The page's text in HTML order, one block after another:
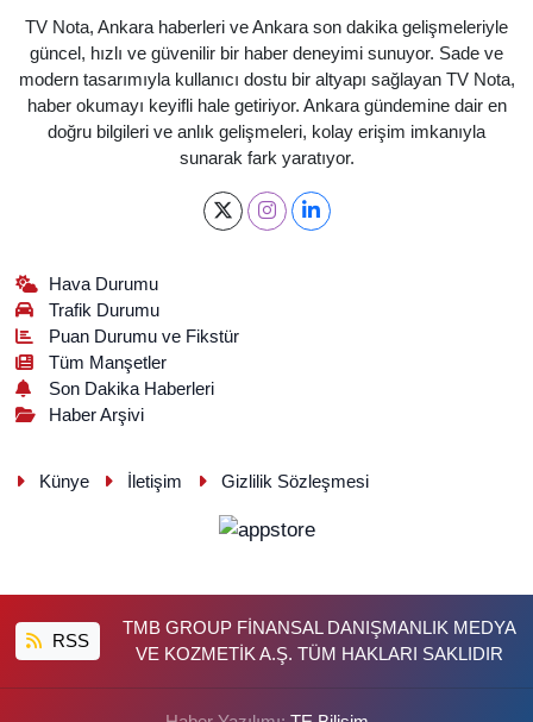
TV Nota, Ankara haberleri ve Ankara son dakika gelişmeleriyle
güncel, hızlı ve güvenilir bir haber deneyimi sunuyor. Sade ve
modern tasarımıyla kullanıcı dostu bir altyapı sağlayan TV Nota,
haber okumayı keyifli hale getiriyor. Ankara gündemine dair en
doğru bilgileri ve anlık gelişmeleri, kolay erişim imkanıyla
sunarak fark yaratıyor.
Hava Durumu
Trafik Durumu
Puan Durumu ve Fikstür
Tüm Manşetler
Son Dakika Haberleri
Haber Arşivi
Künye İletişim Gizlilik Sözleşmesi
RSS
TMB GROUP FİNANSAL DANIŞMANLIK MEDYA
VE KOZMETİK A.Ş. TÜM HAKLARI SAKLIDIR